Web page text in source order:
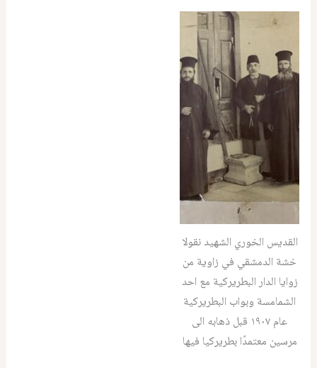
القديس الخوري الشهيد نقولا
خشة الدمشقي في زاوية من
زوايا الدار البطريركية مع احد
الشمامسة وبواب البطريركية
عام ١٩٠٧ قبل ذهابه الى
مرسين معتمدًا بطريركيا فيها